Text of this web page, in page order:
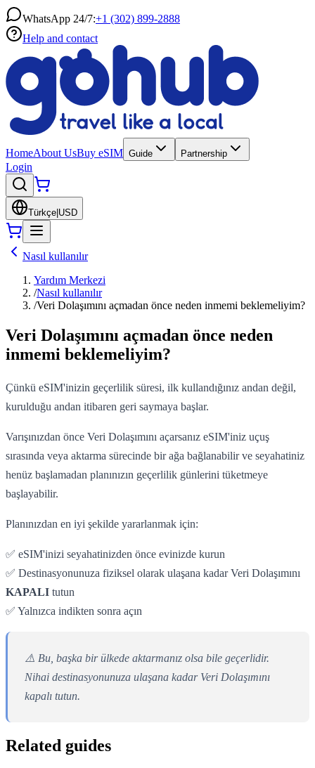
WhatsApp 24/7:+1 (302) 899-2888
Help and contact
HomeAbout UsBuy eSIM Guide Partnership
Login
Türkçe USD
Nasıl kullanılır
Yardım Merkezi
/Nasıl kullanılır
/Veri Dolaşımını açmadan önce neden inmemi beklemeliyim?
Veri Dolaşımını açmadan önce neden
inmemi beklemeliyim?
Çünkü eSIM'inizin geçerlilik süresi, ilk kullandığınız andan değil,
kurulduğu andan itibaren geri saymaya başlar.
Varışınızdan önce Veri Dolaşımını açarsanız eSIM'iniz uçuş
sırasında veya aktarma sürecinde bir ağa bağlanabilir ve seyahatiniz
henüz başlamadan planınızın geçerlilik günlerini tüketmeye
başlayabilir.
Planınızdan en iyi şekilde yararlanmak için:
✅ eSIM'inizi seyahatinizden önce evinizde kurun
✅ Destinasyonunuza fiziksel olarak ulaşana kadar Veri Dolaşımını
KAPALI tutun
✅ Yalnızca indikten sonra açın
⚠️ Bu, başka bir ülkede aktarmanız olsa bile geçerlidir.
Nihai destinasyonunuza ulaşana kadar Veri Dolaşımını
kapalı tutun.
Related guides